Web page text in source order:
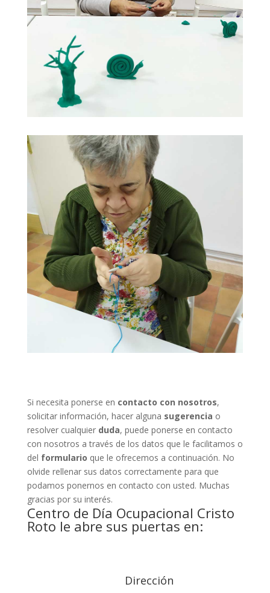
Si necesita ponerse en contacto con nosotros,
solicitar información, hacer alguna sugerencia o
resolver cualquier duda, puede ponerse en contacto
con nosotros a través de los datos que le facilitamos o
del formulario que le ofrecemos a continuación. No
olvide rellenar sus datos correctamente para que
podamos ponernos en contacto con usted. Muchas
gracias por su interés.
Centro de Día Ocupacional Cristo
Roto le abre sus puertas en:
Dirección